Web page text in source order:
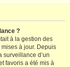
?
à la gestion des
à jour. Depuis
surveillance d’un
favoris a été mis à